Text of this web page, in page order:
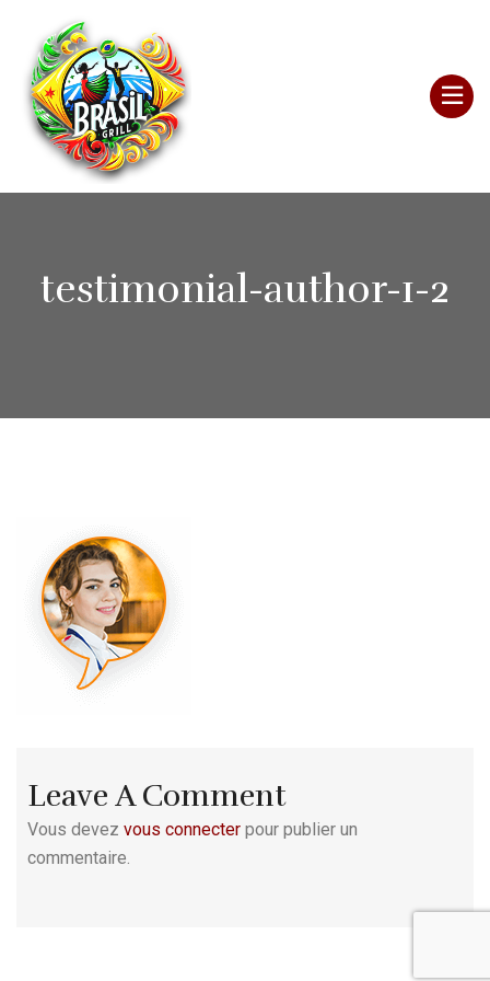
testimonial-author-1-2
Leave A Comment
Vous devez vous connecter pour publier un
commentaire.